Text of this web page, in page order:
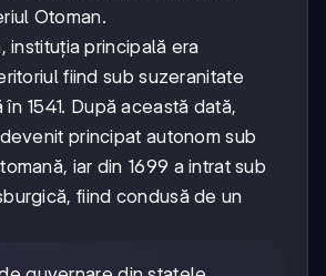
Otoman.
instituția principală era
fiind sub suzeranitate
1541. După această dată,
principat autonom sub
iar din 1699 a intrat sub
fiind condusă de un